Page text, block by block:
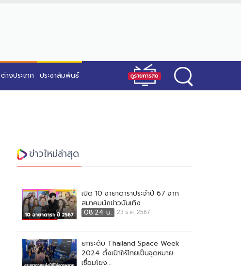
ต่างประเทศ ประชาสัมพันธ์
ข่าวใหม่ล่าสุด
เปิด 10 ฉายาดาราประจำปี 67 จาก
สมาคมนักข่าวบันเทิง
08:24 น.
23 ธ.ค. 2567
ยกระดับ Thailand Space Week
2024 ตั้งเป้าให้ไทยเป็นจุดหมาย
เชื่อมโยง...